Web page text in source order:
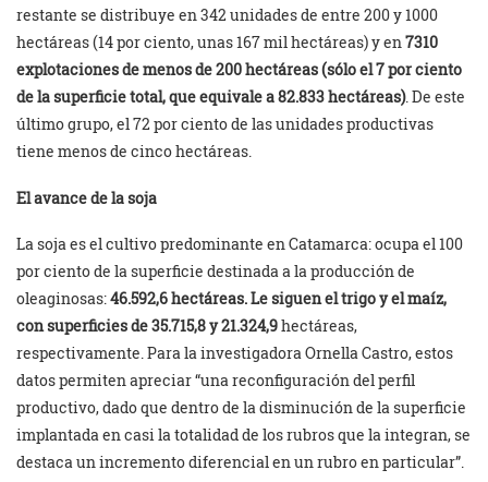
restante se distribuye en 342 unidades de entre 200 y 1000
hectáreas (14 por ciento, unas 167 mil hectáreas) y en7310
explotaciones de menos de 200 hectáreas (sólo el 7 por ciento
de la superficie total, que equivale a 82.833 hectáreas). De este
último grupo, el 72 por ciento de las unidades productivas
tiene menos de cinco hectáreas.
El avance de la soja
La soja es el cultivo predominante en Catamarca: ocupa el 100
por ciento de la superficie destinada a la producción de
oleaginosas:46.592,6 hectáreas. Le siguen el trigo y el maíz,
con superficies de 35.715,8 y 21.324,9hectáreas,
respectivamente. Para la investigadora Ornella Castro, estos
datos permiten apreciar “una reconfiguración del perfil
productivo, dado que dentro de la disminución de la superficie
implantada en casi la totalidad de los rubros que la integran, se
destaca un incremento diferencial en un rubro en particular”.